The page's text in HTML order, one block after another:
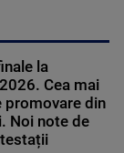
la
Cea mai
promovare din
Noi note de